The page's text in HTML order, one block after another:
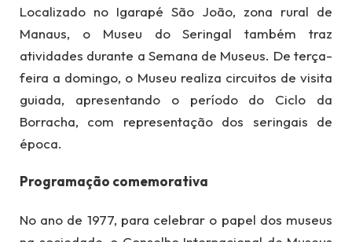
Localizado no Igarapé São João, zona rural de
Manaus, o Museu do Seringal também traz
atividades durante a Semana de Museus. De terça-
feira a domingo, o Museu realiza circuitos de visita
guiada, apresentando o período do Ciclo da
Borracha, com representação dos seringais de
época.
Programação comemorativa
No ano de 1977, para celebrar o papel dos museus